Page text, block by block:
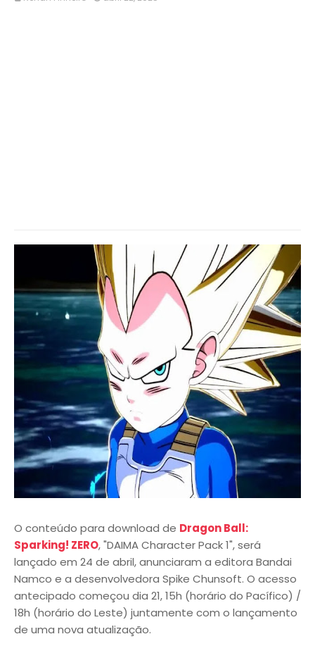
O conteúdo para download de Dragon Ball:
Sparking! ZERO, "DAIMA Character Pack 1", será
lançado em 24 de abril, anunciaram a editora Bandai
Namco e a desenvolvedora Spike Chunsoft. O acesso
antecipado começou dia 21, 15h (horário do Pacífico) /
18h (horário do Leste) juntamente com o lançamento
de uma nova atualização.